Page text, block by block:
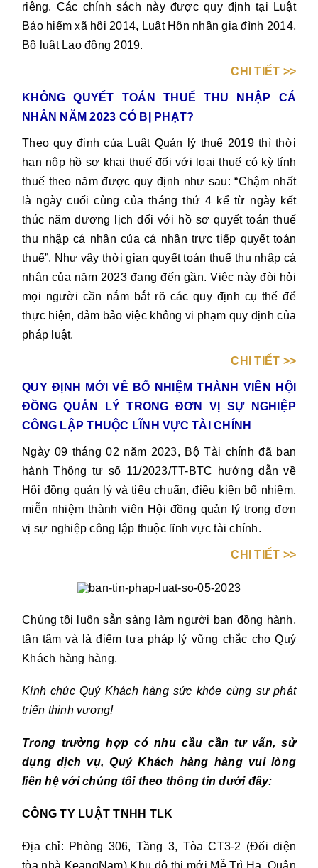
riêng. Các chính sách này được quy định tại Luật
Bảo hiểm xã hội 2014, Luật Hôn nhân gia đình 2014,
Bộ luật Lao động 2019.
CHI TIẾT >>
KHÔNG QUYẾT TOÁN THUẾ THU NHẬP CÁ
NHÂN NĂM 2023 CÓ BỊ PHẠT?
Theo quy định của Luật Quản lý thuế 2019 thì thời
hạn nộp hồ sơ khai thuế đối với loại thuế có kỳ tính
thuế theo năm được quy định như sau: “Chậm nhất
là ngày cuối cùng của tháng thứ 4 kể từ ngày kết
thúc năm dương lịch đối với hồ sơ quyết toán thuế
thu nhập cá nhân của cá nhân trực tiếp quyết toán
thuế”. Như vậy thời gian quyết toán thuế thu nhập cá
nhân của năm 2023 đang đến gần. Việc này đòi hỏi
mọi người cần nắm bắt rõ các quy định cụ thể để
thực hiện, đảm bảo việc không vi phạm quy định của
pháp luật.
CHI TIẾT >>
QUY ĐỊNH MỚI VỀ BỔ NHIỆM THÀNH VIÊN HỘI
ĐỒNG QUẢN LÝ TRONG ĐƠN VỊ SỰ NGHIỆP
CÔNG LẬP THUỘC LĨNH VỰC TÀI CHÍNH
Ngày 09 tháng 02 năm 2023, Bộ Tài chính đã ban
hành Thông tư số 11/2023/TT-BTC hướng dẫn về
Hội đồng quản lý và tiêu chuẩn, điều kiện bổ nhiệm,
miễn nhiệm thành viên Hội đồng quản lý trong đơn
vị sự nghiệp công lập thuộc lĩnh vực tài chính.
CHI TIẾT >>
Chúng tôi luôn sẵn sàng làm người bạn đồng hành,
tận tâm và là điểm tựa pháp lý vững chắc cho Quý
Khách hàng hàng.
Kính chúc Quý Khách hàng sức khỏe cùng sự phát
triển thịnh vượng!
Trong trường hợp có nhu cầu cần tư vấn, sử
dụng dịch vụ, Quý Khách hàng hàng vui lòng
liên hệ với chúng tôi theo thông tin dưới đây:
CÔNG TY LUẬT TNHH TLK
Địa chỉ: Phòng 306, Tầng 3, Tòa CT3-2 (Đối diện
tòa nhà KeangNam) Khu đô thị mới Mễ Trì Hạ, Quận